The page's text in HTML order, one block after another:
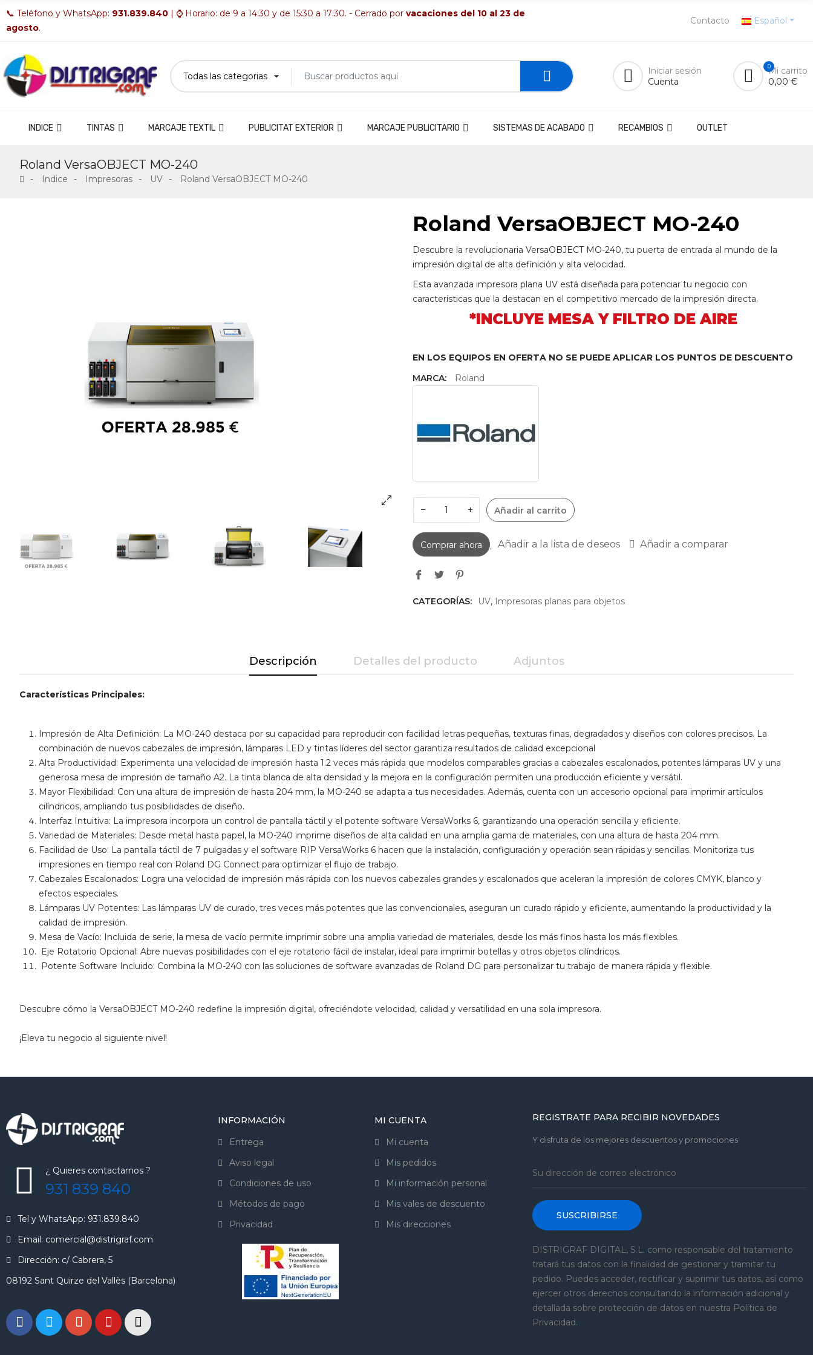
📞 Teléfono y WhatsApp: 931.839.840 | ⌚ Horario: de 9 a 14:30 y de 15:30 a 17:30. - Cerrado por vacaciones del 10 al 23 de
agosto.
Contacto Español
Iniciar sesión
Cuenta
0Mi carrito
0,00 €
INDICE TINTAS MARCAJE TEXTIL PUBLICITAT EXTERIOR MARCAJE PUBLICITARIO SISTEMAS DE ACABADO RECAMBIOS OUTLET
Roland VersaOBJECT MO-240
Indice Impresoras UV Roland VersaOBJECT MO-240
Roland VersaOBJECT MO-240
Descubre la revolucionaria VersaOBJECT MO-240, tu puerta de entrada al mundo de la
impresión digital de alta definición y alta velocidad.
Esta avanzada impresora plana UV está diseñada para potenciar tu negocio con
características que la destacan en el competitivo mercado de la impresión directa.
*INCLUYE MESA Y FILTRO DE AIRE
EN LOS EQUIPOS EN OFERTA NO SE PUEDE APLICAR LOS PUNTOS DE DESCUENTO
MARCA:
Roland
− + Añadir al carrito
Comprar ahora Añadir a la lista de deseos Añadir a comparar
CATEGORÍAS: UV, Impresoras planas para objetos
Descripción Detalles del producto Adjuntos
Características Principales:
Impresión de Alta Definición: La MO-240 destaca por su capacidad para reproducir con facilidad letras pequeñas, texturas finas, degradados y diseños con colores precisos. La
combinación de nuevos cabezales de impresión, lámparas LED y tintas líderes del sector garantiza resultados de calidad excepcional
Alta Productividad: Experimenta una velocidad de impresión hasta 1.2 veces más rápida que modelos comparables gracias a cabezales escalonados, potentes lámparas UV y una
generosa mesa de impresión de tamaño A2. La tinta blanca de alta densidad y la mejora en la configuración permiten una producción eficiente y versátil.
Mayor Flexibilidad: Con una altura de impresión de hasta 204 mm, la MO-240 se adapta a tus necesidades. Además, cuenta con un accesorio opcional para imprimir artículos
cilíndricos, ampliando tus posibilidades de diseño.
Interfaz Intuitiva: La impresora incorpora un control de pantalla táctil y el potente software VersaWorks 6, garantizando una operación sencilla y eficiente.
Variedad de Materiales: Desde metal hasta papel, la MO-240 imprime diseños de alta calidad en una amplia gama de materiales, con una altura de hasta 204 mm.
Facilidad de Uso: La pantalla táctil de 7 pulgadas y el software RIP VersaWorks 6 hacen que la instalación, configuración y operación sean rápidas y sencillas. Monitoriza tus
impresiones en tiempo real con Roland DG Connect para optimizar el flujo de trabajo.
Cabezales Escalonados: Logra una velocidad de impresión más rápida con los nuevos cabezales grandes y escalonados que aceleran la impresión de colores CMYK, blanco y
efectos especiales.
Lámparas UV Potentes: Las lámparas UV de curado, tres veces más potentes que las convencionales, aseguran un curado rápido y eficiente, aumentando la productividad y la
calidad de impresión.
Mesa de Vacío: Incluida de serie, la mesa de vacío permite imprimir sobre una amplia variedad de materiales, desde los más finos hasta los más flexibles.
Eje Rotatorio Opcional: Abre nuevas posibilidades con el eje rotatorio fácil de instalar, ideal para imprimir botellas y otros objetos cilíndricos.
Potente Software Incluido: Combina la MO-240 con las soluciones de software avanzadas de Roland DG para personalizar tu trabajo de manera rápida y flexible.
Descubre cómo la VersaOBJECT MO-240 redefine la impresión digital, ofreciéndote velocidad, calidad y versatilidad en una sola impresora.
¡Eleva tu negocio al siguiente nivel!
¿ Quieres contactarnos ?
931 839 840
Tel y WhatsApp: 931.839.840
Email: comercial@distrigraf.com
Dirección: c/ Cabrera, 5
08192 Sant Quirze del Vallès (Barcelona)
INFORMACIÓN
Entrega
Aviso legal
Condiciones de uso
Métodos de pago
Privacidad
MI CUENTA
Mi cuenta
Mis pedidos
Mi información personal
Mis vales de descuento
Mis direcciones
REGISTRATE PARA RECIBIR NOVEDADES
Y disfruta de los mejores descuentos y promociones
SUSCRIBIRSE
DISTRIGRAF DIGITAL, S.L. como responsable del tratamiento
tratará tus datos con la finalidad de gestionar y tramitar tu
pedido. Puedes acceder, rectificar y suprimir tus datos, así como
ejercer otros derechos consultando la información adicional y
detallada sobre protección de datos en nuestra Política de
Privacidad.